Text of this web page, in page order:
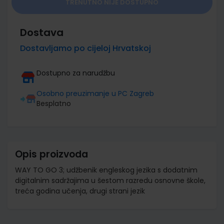
Dostava
Dostavljamo po cijeloj Hrvatskoj
Dostupno za narudžbu
Osobno preuzimanje u PC Zagreb
Besplatno
Opis proizvoda
WAY TO GO 3; udžbenik engleskog jezika s dodatnim
digitalnim sadržajima u šestom razredu osnovne škole,
treća godina učenja, drugi strani jezik